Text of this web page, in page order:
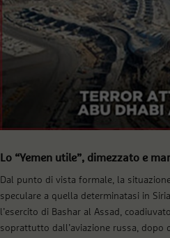
Lo “Yemen utile”, dimezzato e
Dal punto di vista formale, la
speculare a quella determinatasi in
l’esercito di Bashar al Assad,
soprattutto dall’aviazione russa, dopo